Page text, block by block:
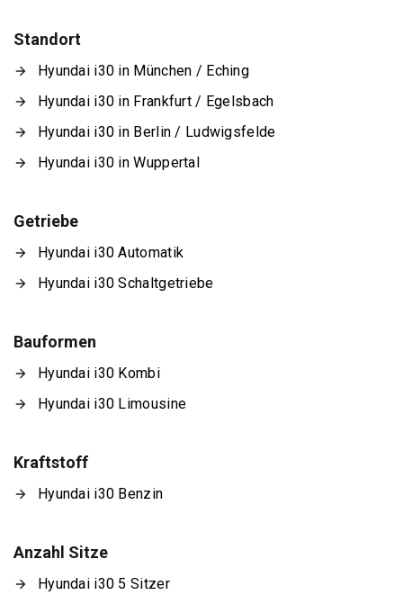
Standort
Hyundai i30 in München / Eching
Hyundai i30 in Frankfurt / Egelsbach
Hyundai i30 in Berlin / Ludwigsfelde
Hyundai i30 in Wuppertal
Getriebe
Hyundai i30 Automatik
Hyundai i30 Schaltgetriebe
Bauformen
Hyundai i30 Kombi
Hyundai i30 Limousine
Kraftstoff
Hyundai i30 Benzin
Anzahl Sitze
Hyundai i30 5 Sitzer